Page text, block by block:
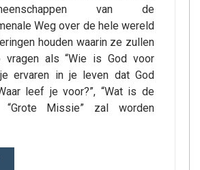
van de
Weg over de hele wereld
houden waarin ze zullen
vragen als “Wie is God voor
je ervaren in je leven dat God
leef je voor?”, “Wat is de
“Grote Missie” zal worden